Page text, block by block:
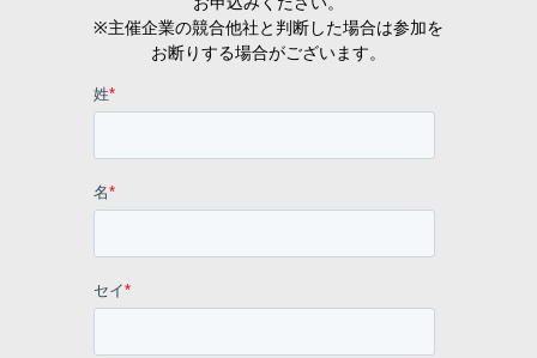
※主催企業の競合他社と判断した場合は参加を
お断りする場合がございます。